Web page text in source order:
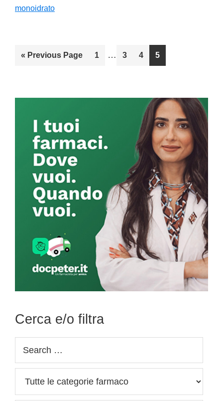
monoidrato
« Go
Previous Page
Go
1
Interim
…
Go
3
Go
4
Go
to
5
Sidebar
Cerca e/o filtra